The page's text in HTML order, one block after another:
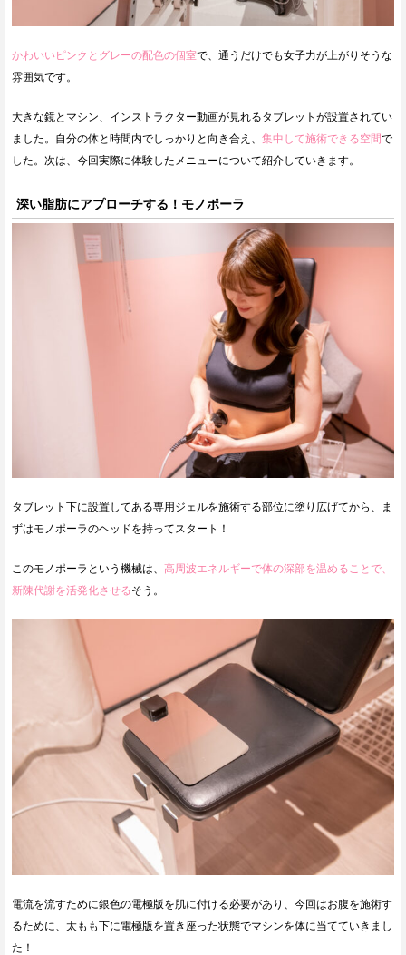
かわいいピンクとグレーの配色の個室で、通うだけでも女子力が上がりそうな
雰囲気です。
大きな鏡とマシン、インストラクター動画が見れるタブレットが設置されてい
ました。自分の体と時間内でしっかりと向き合え、 集中して施術できる空間で
した。次は、今回実際に体験したメニューについて紹介していきます。
深い脂肪にアプローチする！モノポーラ
タブレット下に設置してある専用ジェルを施術する部位に塗り広げてから、ま
ずはモノポーラのヘッドを持ってスタート！
このモノポーラという機械は、 高周波エネルギーで体の深部を温めることで、
新陳代謝を活発化させるそう。
電流を流すために銀色の電極版を肌に付ける必要があり、今回はお腹を施術す
るために、太もも下に電極版を置き座った状態でマシンを体に当てていきまし
た！